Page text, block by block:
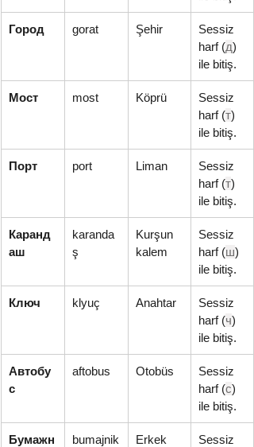
Город gorat Şehir
Sessiz
harf (д)
ile bitiş.
Мост most Köprü
Sessiz
harf (т)
ile bitiş.
Порт port Liman
Sessiz
harf (т)
ile bitiş.
Каранд
аш
karanda
ş
Kurşun
kalem
Sessiz
harf (ш)
ile bitiş.
Ключ klyuç Anahtar
Sessiz
harf (ч)
ile bitiş.
Автобу
с
aftobus Otobüs
Sessiz
harf (с)
ile bitiş.
Бумажн
bumajnik
Erkek
Sessiz